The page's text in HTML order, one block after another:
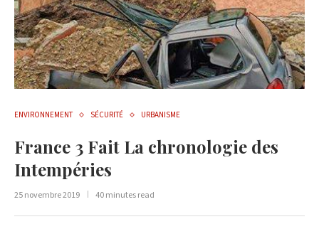
ENVIRONNEMENT SÉCURITÉ URBANISME
France 3 Fait La chronologie des
Intempéries
25 novembre 2019 40 minutes read